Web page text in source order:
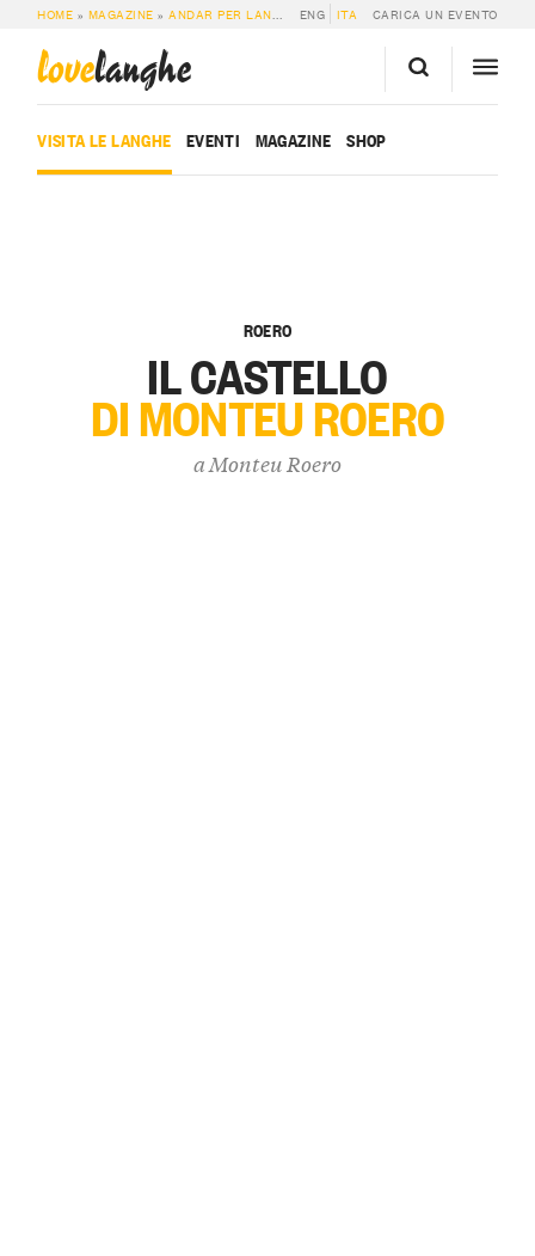
HOME » MAGAZINE »ANDAR PER LANGA »IL CASTELLO DI MONTEU ROERO
ENG ITA CARICA UN EVENTO
lovelanghe
VISITA LE LANGHE EVENTI MAGAZINE SHOP
ROERO
IL CASTELLO
DI MONTEU ROERO
aMonteu Roero